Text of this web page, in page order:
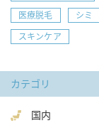
医療脱毛
シミ
スキンケア
カテゴリ
国内